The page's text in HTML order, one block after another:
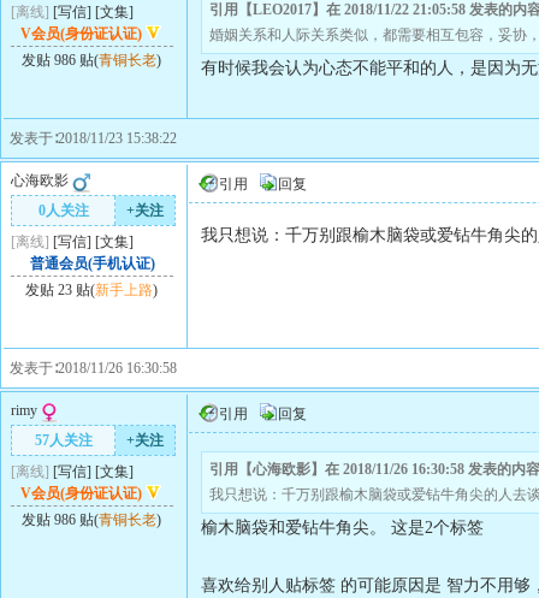
[离线] [写信] [文集]
V会员(身份证认证)
发贴 986 贴(青铜长老)
引用【LEO2017】在 2018/11/22 21:05:58 发表的内
婚姻关系和人际关系类似，都需要相互包容，妥协
有时候我会认为心态不能平和的人，是因为
发表于∶2018/11/23 15:38:22
心海欧影
0人关注
+关注
[离线] [写信] [文集]
普通会员(手机认证)
发贴 23 贴(新手上路)
引用 回复
我只想说：千万别跟榆木脑袋或爱钻牛角尖
发表于∶2018/11/26 16:30:58
rimy
57人关注
+关注
[离线] [写信] [文集]
V会员(身份证认证)
发贴 986 贴(青铜长老)
引用 回复
引用【心海欧影】在 2018/11/26 16:30:58 发表的内
我只想说：千万别跟榆木脑袋或爱钻牛角尖的人去
榆木脑袋和爱钻牛角尖。 这是2个标签
喜欢给别人贴标签 的可能原因是 智力不用够